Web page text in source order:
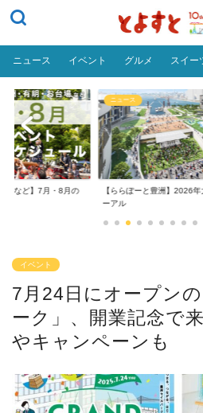
ニュース イベント グルメ スイー
場など】7月・8月の
ニュース
【ららぽーと豊洲】2026年
ーアル
イベント
7月24日にオープン
ーク」、開業記念で
やキャンペーンも